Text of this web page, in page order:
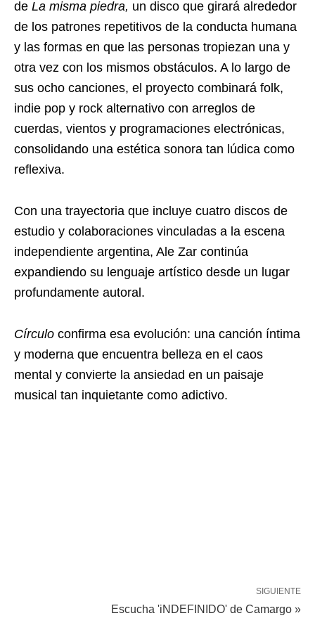
de La misma piedra, un disco que girará alrededor
de los patrones repetitivos de la conducta humana
y las formas en que las personas tropiezan una y
otra vez con los mismos obstáculos. A lo largo de
sus ocho canciones, el proyecto combinará folk,
indie pop y rock alternativo con arreglos de
cuerdas, vientos y programaciones electrónicas,
consolidando una estética sonora tan lúdica como
reflexiva.
Con una trayectoria que incluye cuatro discos de
estudio y colaboraciones vinculadas a la escena
independiente argentina, Ale Zar continúa
expandiendo su lenguaje artístico desde un lugar
profundamente autoral.
Círculo confirma esa evolución: una canción íntima
y moderna que encuentra belleza en el caos
mental y convierte la ansiedad en un paisaje
musical tan inquietante como adictivo.
SIGUIENTE
Escucha 'iNDEFINIDO' de Camargo »